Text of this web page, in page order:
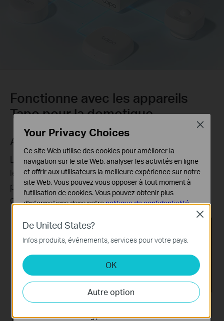
Fonctionne avec les appareils
Tapo pour la domotique
Allumer les lumières automatiquement
Les lumières s'allument automatiquement lorsque
le capteur de contact détecte l'ouverture de la
porte ou que le capteur de mouvement détecte
quelqu'un qui passe.
De United States?
Infos produits, événements, services pour votre pays.
OK
Autre option
Close
Your Privacy Choices
Ce site Web utilise des cookies pour améliorer la
navigation sur le site Web, analyser les activités en ligne
et offrir aux utilisateurs la meilleure expérience sur notre
site Web. Vous pouvez vous opposer à tout moment à
l'utilisation de cookies. Vous pouvez obtenir plus
d'informations dans notrepolitique de confidentialité.
Cookies basiques
Ces cookies sont nécessaires au fonctionnement du
site Web et ne peuvent pas être désactivés dans vos
Cookies d'analyse et marketing
Les cookies d'analyse nous permettent d'analyser vos
activités sur notre site Web pour améliorer et ajuster les
fonctionnalités de notre site Web.
Les cookies marketing peuvent être définis via notre
Close